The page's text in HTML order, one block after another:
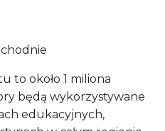
to około 1 miliona
będą wykorzystywane
edukacyjnych,